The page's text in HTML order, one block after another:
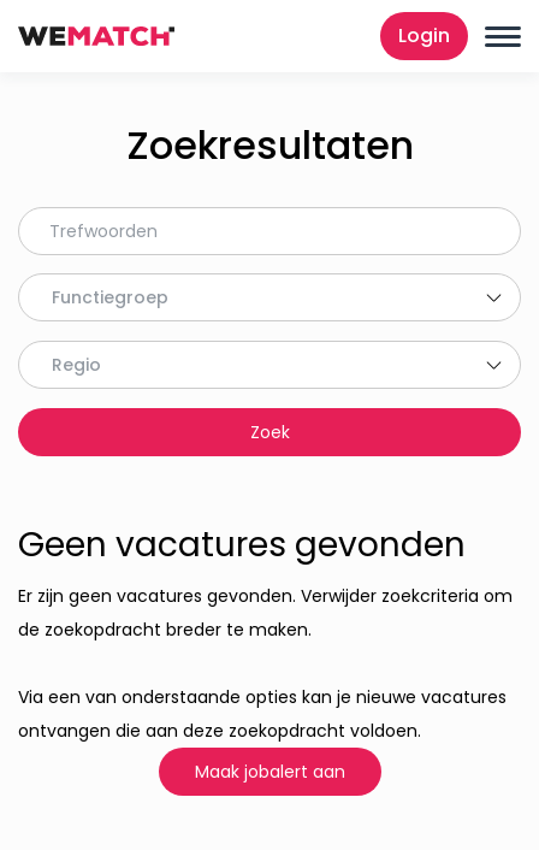
Login
Zoekresultaten
Functiegroep
Regio
Geen vacatures gevonden
Er zijn geen vacatures gevonden. Verwijder zoekcriteria om
de zoekopdracht breder te maken.
Via een van onderstaande opties kan je nieuwe vacatures
ontvangen die aan deze zoekopdracht voldoen.
Maak jobalert aan